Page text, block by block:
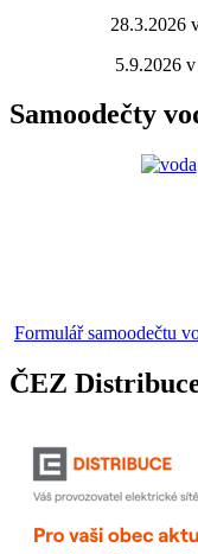
28.3.2026
5.9.2026 v
Samoodečty
Formulář samoodečtu
ČEZ